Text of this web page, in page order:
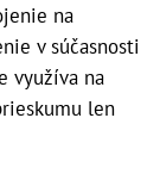
na
v súčasnosti
využíva na
len